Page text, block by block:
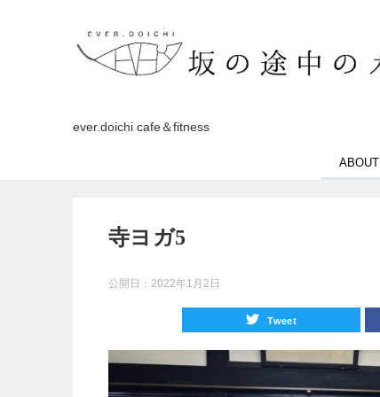
ever.doichi cafe＆fitness
ABOUT
寺ヨガ5
公開日： 2022年1月2日
Tweet